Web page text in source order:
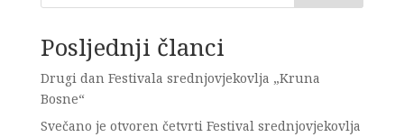
Posljednji članci
Drugi dan Festivala srednjovjekovlja „Kruna
Bosne“
Svečano je otvoren četvrti Festival srednjovjekovlja